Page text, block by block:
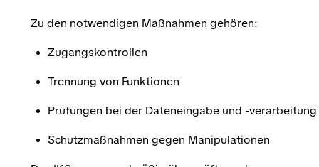
Zu den notwendigen Maßnahmen gehören:
Zugangskontrollen
Trennung von Funktionen
Prüfungen bei der Dateneingabe und -verarbeitung
Schutzmaßnahmen gegen Manipulationen